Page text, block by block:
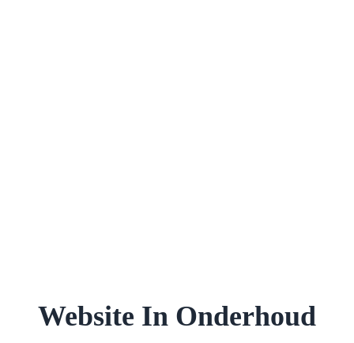
Website In Onderhoud